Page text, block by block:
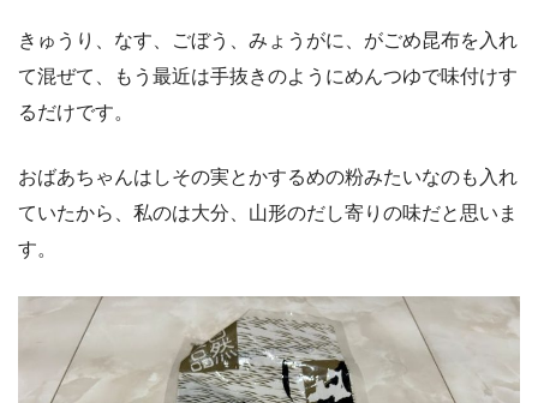
きゅうり、なす、ごぼう、みょうがに、がごめ昆布を入れ
て混ぜて、もう最近は手抜きのようにめんつゆで味付けす
るだけです。
おばあちゃんはしその実とかするめの粉みたいなのも入れ
ていたから、私のは大分、山形のだし寄りの味だと思いま
す。